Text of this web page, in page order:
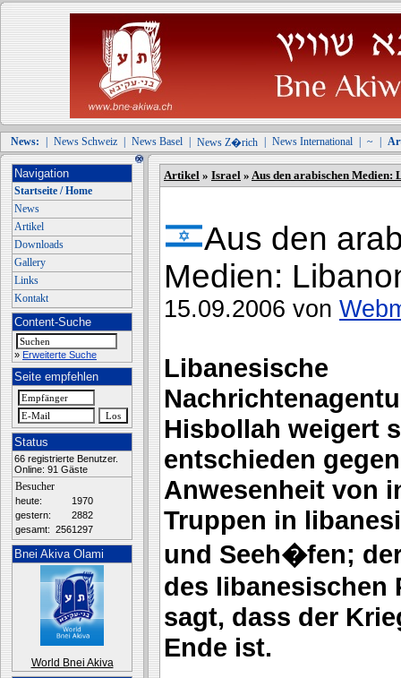
News: News Schweiz News Basel News Z�rich News International ~
Navigation
Startseite / Home
News
Artikel
Downloads
Gallery
Links
Kontakt
Content-Suche
» Erweiterte Suche
Seite empfehlen
Status
66 registrierte Benutzer.
Online: 91 Gäste
Besucher
heute:
1970
gestern:
2882
gesamt: 2561297
Bnei Akiva Olami
World Bnei Akiva
Artikel » Israel » Aus den arabischen Medien:
Aus den
Medien:
15.09.2006 von
Libanesische
Hisbollah weigert
entschieden
Anwesenheit von
Truppen in
und Seeh�fen;
des libanesischen
sagt, dass der
Ende ist.